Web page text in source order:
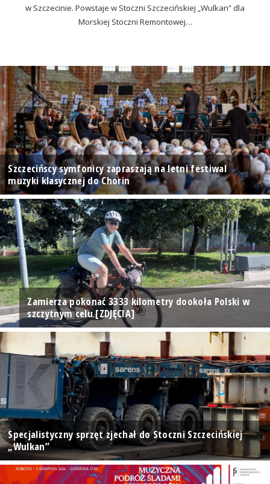
w Szczecinie. Powstaje w Stoczni Szczecińskiej „Wulkan” dla
Morskiej Stoczni Remontowej…
Szczecińscy symfonicy zapraszają na letni festiwal
muzyki klasycznej do Chorin
Zamierza pokonać 3333 kilometry dookoła Polski w
szczytnym celu [ZDJĘCIA]
Specjalistyczny sprzęt zjechał do Stoczni Szczecińskiej
„Wulkan”